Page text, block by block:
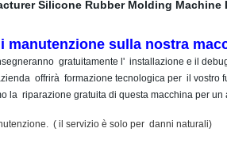
sulla nostra
gratuitamente l' installazione e il
offrirà formazione tecnologica per il vostro
gratuita di questa macchina per un
( il servizio è solo per danni naturali)